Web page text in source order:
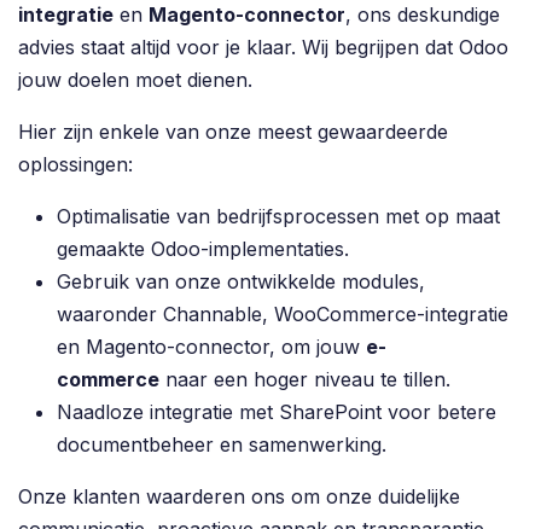
integratie en Magento-connector, ons deskundige
advies staat altijd voor je klaar. Wij begrijpen dat Odoo
jouw doelen moet dienen.
Hier zijn enkele van onze meest gewaardeerde
oplossingen:
Optimalisatie van bedrijfsprocessen met op maat
gemaakte Odoo-implementaties.
Gebruik van onze ontwikkelde modules,
waaronder Channable, WooCommerce-integratie
en Magento-connector, om jouw e-
commerce naar een hoger niveau te tillen.
Naadloze integratie met SharePoint voor betere
documentbeheer en samenwerking.
Onze klanten waarderen ons om onze duidelijke